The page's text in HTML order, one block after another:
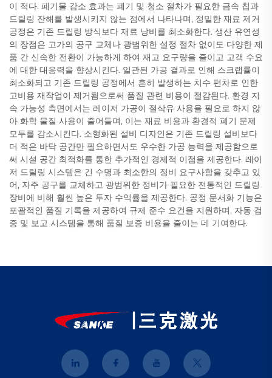
이 적다. 폐기물 감소 효과는 폐기 및 청소 절차가 필요한 금속 칩과
드릴링 잔해를 발생시키지 않는 점에서 나타나며, 정밀한 재료 제거
공정은 기존 드릴링 방식보다 재료 낭비를 최소화한다. 생산 유연성
의 장점은 고가의 공구 교체나 광범위한 설정 절차 없이도 다양한 제
품 간 신속한 전환이 가능하게 하여 재고 요구량을 줄이고 고객 수요
에 대한 대응력을 향상시킨다. 일관된 가공 결과로 인해 스크랩률이
최소화되고 기존 드릴링 공정에서 흔히 발생하는 치수 편차로 인한
고비용 재작업이 제거됨으로써 품질 관련 비용이 절감된다. 환경 지
속 가능성 측면에서는 레이저 가공이 절삭유 사용을 필요로 하지 않
아 화학 물질 사용이 줄어들며, 이는 재료 비용과 환경적 폐기 문제
모두를 감소시킨다. 소형화된 설비 디자인은 기존 드릴링 설비보다
더 적은 바닥 공간만 필요하면서도 우수한 가공 능력을 제공함으로
써 시설 공간 최적화를 통한 추가적인 경제적 이점을 제공한다. 레이
저 드릴링 시스템은 긴 수명과 최소한의 정비 요구사항을 갖추고 있
어, 자주 공구를 교체하고 광범위한 정비가 필요한 전통적인 드릴링
장비에 비해 훨씬 높은 투자 수익률을 제공한다. 공정 문서화 기능은
포괄적인 품질 기록을 제공하여 규제 준수 요건을 지원하며, 자동 검
증 및 보고 시스템을 통해 품질 보증 비용을 줄이는 데 기여한다.